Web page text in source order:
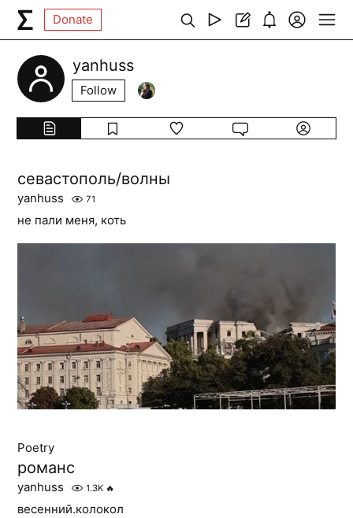
Donate
yanhuss
Follow
севастополь/волны
yanhuss 71
не пали меня, коть
Poetry
романс
yanhuss 1.3K 🔥
весенний.колокол